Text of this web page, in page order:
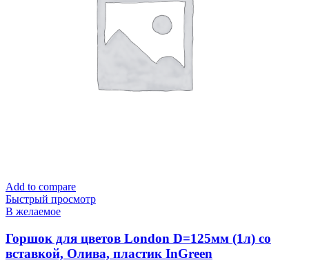
Add to compare
Быстрый просмотр
В желаемое
Горшок для цветов London D=125мм (1л) со
вставкой, Олива, пластик InGreen